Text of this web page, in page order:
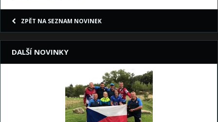
ZPĚT NA SEZNAM NOVINEK
DALŠÍ NOVINKY